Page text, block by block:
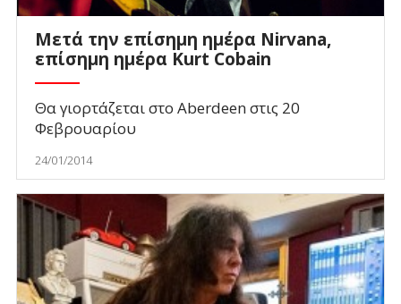
Μετά την επίσημη ημέρα Nirvana,
επίσημη ημέρα Κurt Cobain
Θα γιορτάζεται στο Aberdeen στις 20
Φεβρουαρίου
24/01/2014